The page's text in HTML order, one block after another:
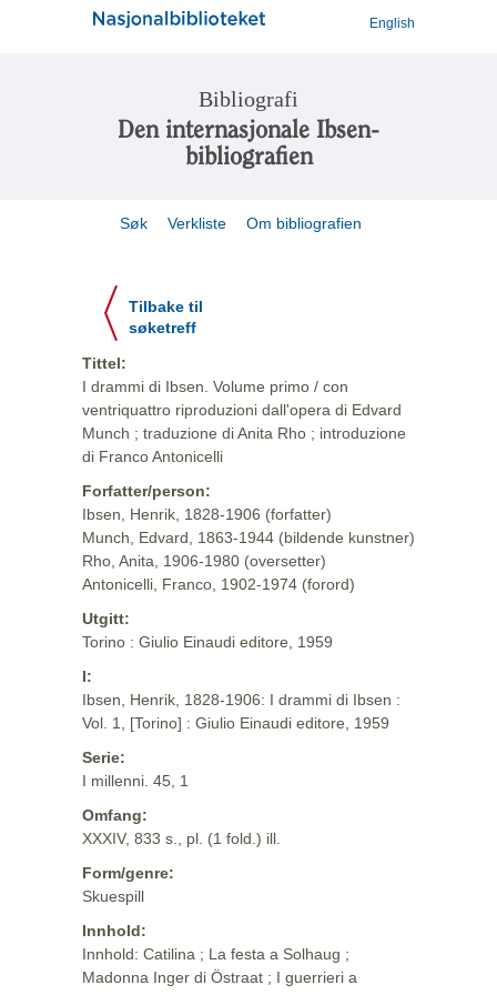
English
Bibliografi
Den internasjonale Ibsen-
bibliografien
Søk Verkliste Om bibliografien
Tilbake til
søketreff
Tittel:
I drammi di Ibsen. Volume primo / con
ventriquattro riproduzioni dall'opera di Edvard
Munch ; traduzione di Anita Rho ; introduzione
di Franco Antonicelli
Forfatter/person:
Ibsen, Henrik, 1828-1906 (forfatter)
Munch, Edvard, 1863-1944 (bildende kunstner)
Rho, Anita, 1906-1980 (oversetter)
Antonicelli, Franco, 1902-1974 (forord)
Utgitt:
Torino : Giulio Einaudi editore, 1959
I:
Ibsen, Henrik, 1828-1906: I drammi di Ibsen :
Vol. 1, [Torino] : Giulio Einaudi editore, 1959
Serie:
I millenni. 45, 1
Omfang:
XXXIV, 833 s., pl. (1 fold.) ill.
Form/genre:
Skuespill
Innhold:
Innhold: Catilina ; La festa a Solhaug ;
Madonna Inger di Östraat ; I guerrieri a